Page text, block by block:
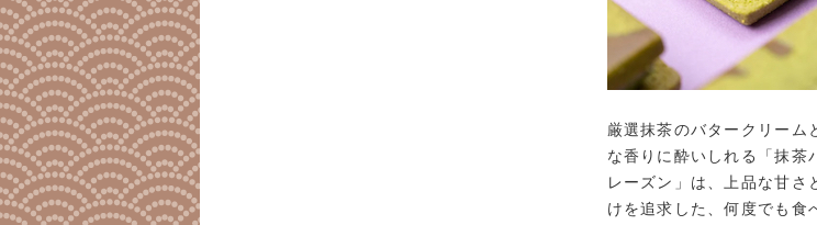
厳選抹茶のバタークリーム
な香りに酔いしれる「抹茶
レーズン」は、上品な甘さ
けを追求した、何度でも食